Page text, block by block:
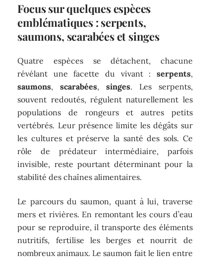
Focus sur quelques espèces
emblématiques : serpents,
saumons, scarabées et singes
Quatre espèces se détachent, chacune
révélant une facette du vivant : serpents,
saumons,scarabées,singes. Les serpents,
souvent redoutés, régulent naturellement les
populations de rongeurs et autres petits
vertébrés. Leur présence limite les dégâts sur
les cultures et préserve la santé des sols. Ce
rôle de prédateur intermédiaire, parfois
invisible, reste pourtant déterminant pour la
stabilité des chaînes alimentaires.
Le parcours du saumon, quant à lui, traverse
mers et rivières. En remontant les cours d’eau
pour se reproduire, il transporte des éléments
nutritifs, fertilise les berges et nourrit de
nombreux animaux. Le saumon fait le lien entre